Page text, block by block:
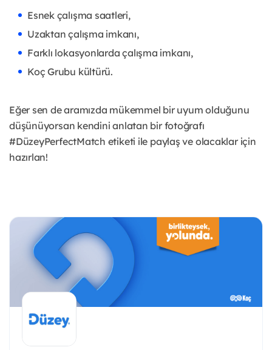
Esnek çalışma saatleri,
Uzaktan çalışma imkanı,
Farklı lokasyonlarda çalışma imkanı,
Koç Grubu kültürü.
Eğer sen de aramızda mükemmel bir uyum olduğunu
düşünüyorsan kendini anlatan bir fotoğrafı
#DüzeyPerfectMatch etiketi ile paylaş ve olacaklar için
hazırlan!